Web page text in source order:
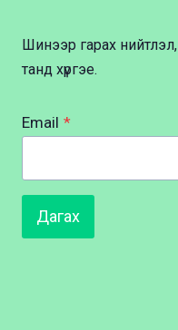
Шинээр гарах нийтлэл,
танд хүргэе.
Email *
Дагах